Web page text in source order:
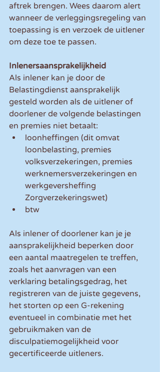
aftrek brengen. Wees daarom alert
wanneer de verleggingsregeling van
toepassing is en verzoek de uitlener
om deze toe te passen.
Inlenersaansprakelijkheid
Als inlener kan je door de
Belastingdienst aansprakelijk
gesteld worden als de uitlener of
doorlener de volgende belastingen
en premies niet betaalt:
loonheffingen (dit omvat
loonbelasting, premies
volksverzekeringen, premies
werknemersverzekeringen en
werkgeversheffing
Zorgverzekeringswet)
btw
Als inlener of doorlener kan je je
aansprakelijkheid beperken door
een aantal maatregelen te treffen,
zoals het aanvragen van een
verklaring betalingsgedrag, het
registreren van de juiste gegevens,
het storten op een G-rekening
eventueel in combinatie met het
gebruikmaken van de
disculpatiemogelijkheid voor
gecertificeerde uitleners.